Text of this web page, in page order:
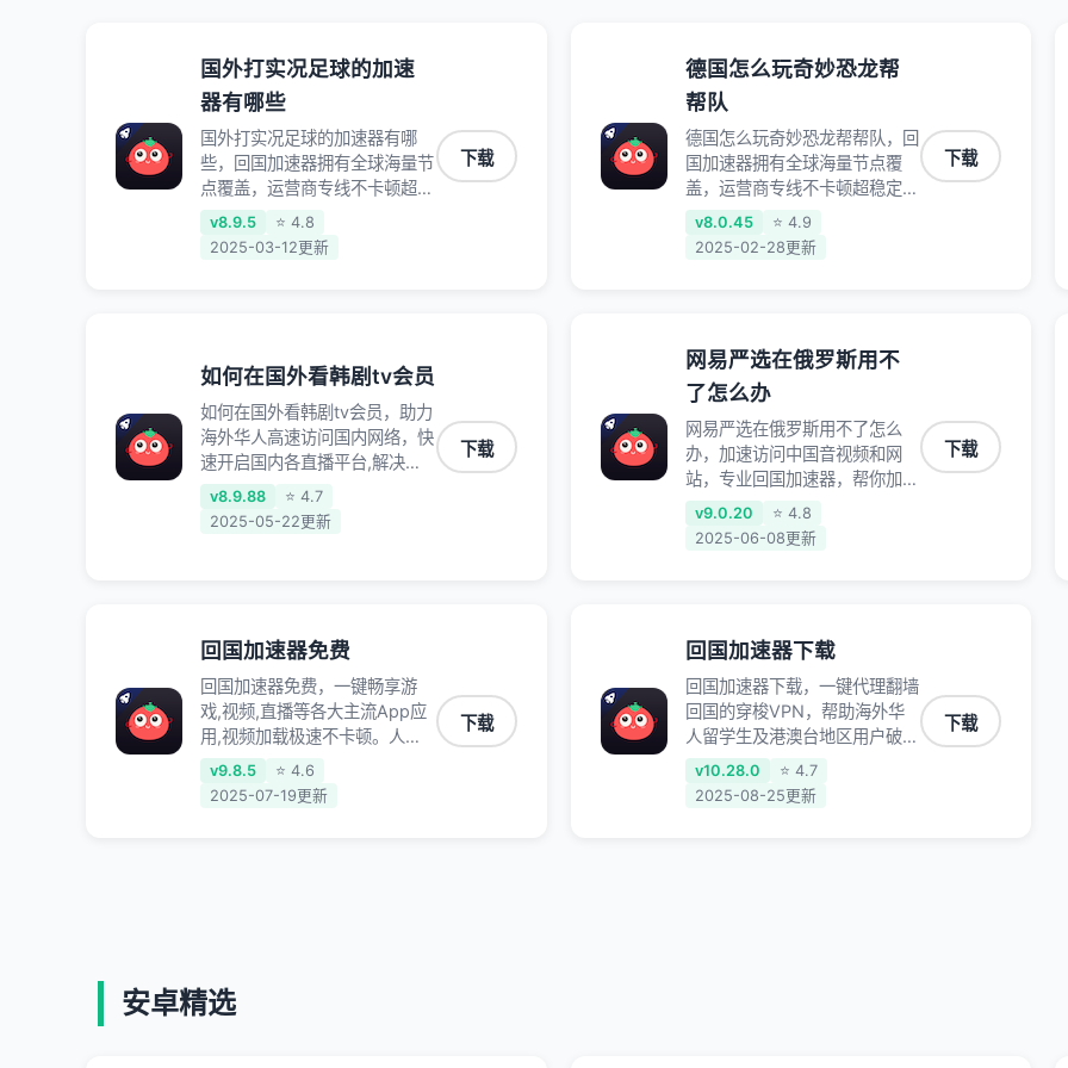
国外打实况足球的加速
器有哪些
国外打实况足球的加速器有哪
些，回国加速器拥有全球海量节
点覆盖，运营商专线不卡顿超稳
定，专为海外华人和留学生打
造，帮助海外华人免除地域限
v8.9.5
⭐ 4.8
2025-03-12更新
下载
德国怎么玩奇妙恐龙帮
帮队
德国怎么玩奇妙恐龙帮帮队，回
国加速器拥有全球海量节点覆
盖，运营商专线不卡顿超稳定，
专为海外华人和留学生打造，帮
助海外华人免除地域限制，随时
v8.0.45
⭐ 4.9
2025-02-28更新
下载
如何在国外看韩剧tv会员
如何在国外看韩剧tv会员，助力
海外华人高速访问国内网络，快
速开启国内各直播平台,解决国
内视频、音乐卡顿问题；更能加
速海量国服游戏，超低延迟稳定
v8.9.88
⭐ 4.7
2025-05-22更新
下载
网易严选在俄罗斯用不
了怎么办
网易严选在俄罗斯用不了怎么
办，加速访问中国音视频和网
站，专业回国加速器，帮你加速
访问优酷、bilibili、腾讯视频、
爱奇艺等，加速国服游戏，例如
等国内各种服务,回国加速器致
力于帮助海外华人和留学生、港
澳台地区用户提供最好的回国游
戏和音乐视频加速服务，可以在
海外或港澳台地区流畅加速国服
游戏和音视频服务，提供专业稳
定的全球回国线路和游戏加速专
v9.0.20
⭐ 4.8
2025-06-08更新
下载
回国加速器免费
回国加速器免费，一键畅享游
戏,视频,直播等各大主流App应
用,视频加载极速不卡顿。人在
海外听歌,玩国服游戏 简单易
用。
v9.8.5
⭐ 4.6
2025-07-19更新
下载
回国加速器下载
回国加速器下载，一键代理翻墙
回国的穿梭VPN，帮助海外华
人留学生及港澳台地区用户破除
地区版权限制问题，一键降低游
戏延迟，加速访问中国网站、游
v10.28.0
⭐ 4.7
2025-08-25更新
下载
安卓精选